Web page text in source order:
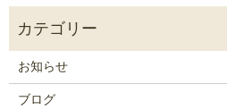
お知らせ
ブログ